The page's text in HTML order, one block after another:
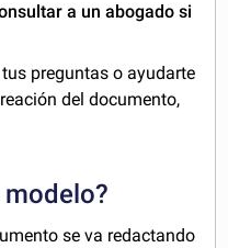
a un abogado si
preguntas o ayudarte
del documento,
se va redactando